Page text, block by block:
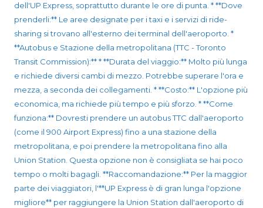
dell'UP Express, soprattutto durante le ore di punta. * **Dove
prenderli:** Le aree designate per i taxi e i servizi di ride-
sharing si trovano all'esterno dei terminal dell'aeroporto. *
**Autobus e Stazione della metropolitana (TTC - Toronto
Transit Commission):** * **Durata del viaggio:** Molto più lunga
e richiede diversi cambi di mezzo. Potrebbe superare l'ora e
mezza, a seconda dei collegamenti. * **Costo:** L'opzione più
economica, ma richiede più tempo e più sforzo. * **Come
funziona:** Dovresti prendere un autobus TTC dall'aeroporto
(come il 900 Airport Express) fino a una stazione della
metropolitana, e poi prendere la metropolitana fino alla
Union Station. Questa opzione non è consigliata se hai poco
tempo o molti bagagli. **Raccomandazione:** Per la maggior
parte dei viaggiatori, l'**UP Express è di gran lunga l'opzione
migliore** per raggiungere la Union Station dall'aeroporto di